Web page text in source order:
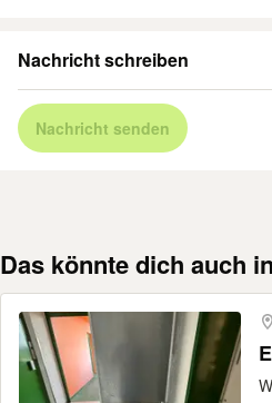
Nachricht schreiben
Nachricht senden
Das könnte dich auch